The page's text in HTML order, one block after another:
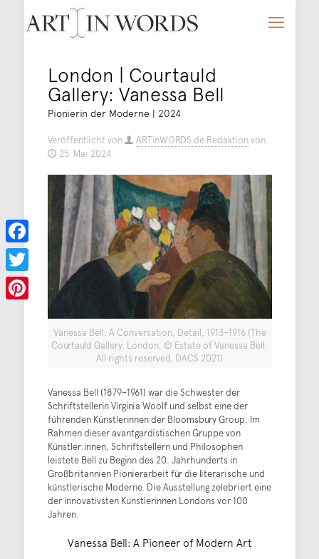
London | Courtauld
Gallery: Vanessa Bell
Pionierin der Moderne | 2024
Veröffentlicht von ARTinWORDS.de Redaktionvon
25. Mai 2024
Vanessa Bell, A Conversation, Detail, 1913–1916 (The
Courtauld Gallery, London, © Estate of Vanessa Bell.
All rights reserved, DACS 2021)
Vanessa Bell (1879–1961) war die Schwester der
Schriftstellerin Virginia Woolf und selbst eine der
führenden Künstlerinnen der Bloomsbury Group. Im
Rahmen dieser avantgardistischen Gruppe von
Künstler:innen, Schriftstellern und Philosophen
leistete Bell zu Beginn des 20. Jahrhunderts in
Großbritannien Pionierarbeit für die literarische und
künstlerische Moderne. Die Ausstellung zelebriert eine
der innovativsten Künstlerinnen Londons vor 100
Jahren.
Vanessa Bell: A Pioneer of Modern Art
Facebook
Twitter